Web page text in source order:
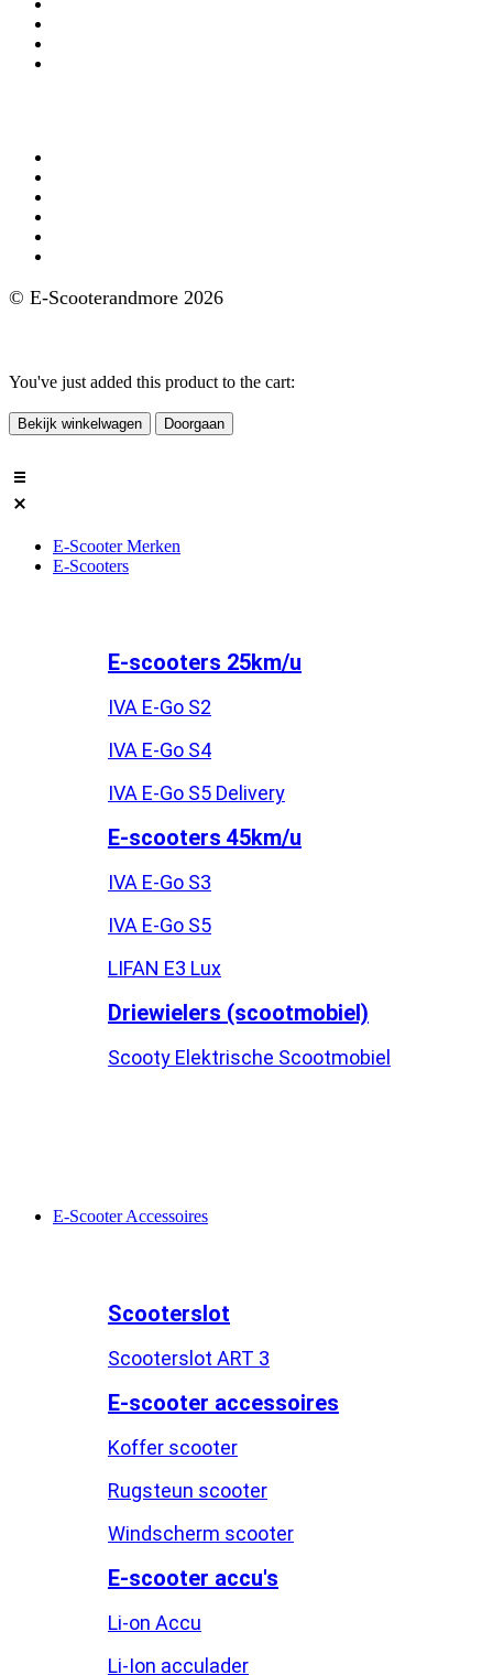
© E-Scooterandmore 2026
You've just added this product to the cart:
Bekijk winkelwagen Doorgaan
E-Scooter Merken
E-Scooters
E-scooters 25km/u
IVA E-Go S2
IVA E-Go S4
IVA E-Go S5 Delivery
E-scooters 45km/u
IVA E-Go S3
IVA E-Go S5
LIFAN E3 Lux
Driewielers (scootmobiel)
Scooty Elektrische Scootmobiel
E-Scooter Accessoires
Scooterslot
Scooterslot ART 3
E-scooter accessoires
Koffer scooter
Rugsteun scooter
Windscherm scooter
E-scooter accu's
Li-on Accu
Li-Ion acculader